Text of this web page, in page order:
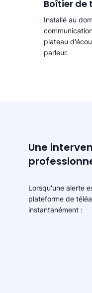
Boîtier de
Installé au
plateau
parleur.
Une
Lorsqu'une alerte
plateforme de
instantanément :